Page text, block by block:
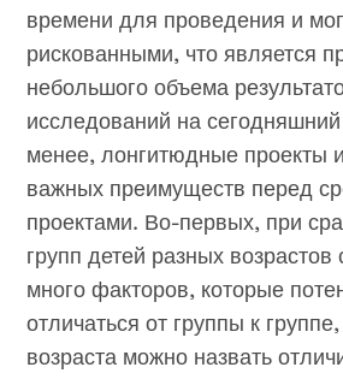
времени для проведения и
рискованными, что является
небольшого объема
исследований на
менее, лонгитюдные проекты
важных преимуществ перед
проектами. Во-первых, при
групп детей разных возрастов
много факторов, которые
отличаться от группы к
возраста можно назвать